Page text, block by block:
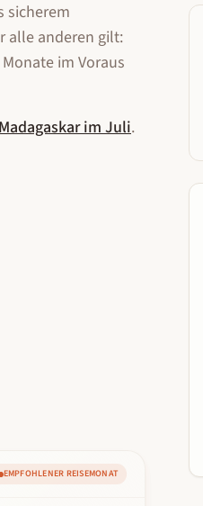
sicherem
alle anderen gilt:
im Voraus
imJuli.
EMPFOHLENER REISEMONAT